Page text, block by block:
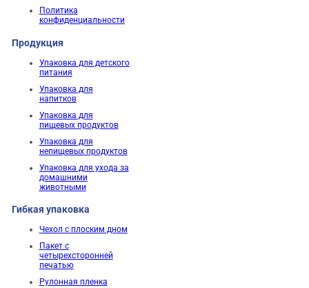
Политика
конфиденциальности
Продукция
Упаковка для детского
питания
Упаковка для
напитков
Упаковка для
пищевых продуктов
Упаковка для
непищевых продуктов
Упаковка для ухода за
домашними
животными
Гибкая упаковка
Чехол с плоским дном
Пакет с
четырехсторонней
печатью
Рулонная пленка